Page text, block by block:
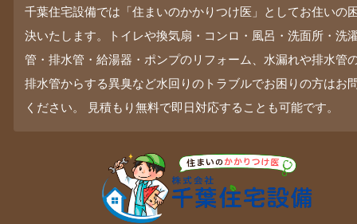
千葉住宅設備では「住まいのかかりつけ医」としてお住いの
決いたします。トイレや換気扇・コンロ・風呂・洗面所・洗
管・排水管・給湯器・ポンプのリフォーム、水漏れや排水管
排水管からする異臭など水回りのトラブルでお困りの方はお
ください。 見積もり無料で即日対応することも可能です。